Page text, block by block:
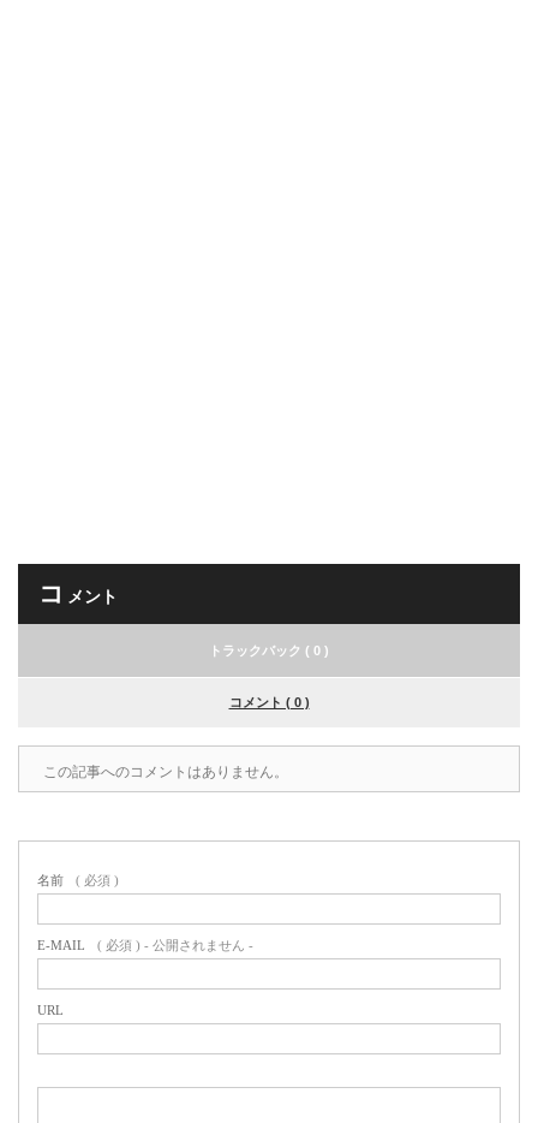
コ メント
トラックバック ( 0 )
コメント ( 0 )
この記事へのコメントはありません。
名前 ( 必須 )
E-MAIL ( 必須 ) - 公開されません -
URL